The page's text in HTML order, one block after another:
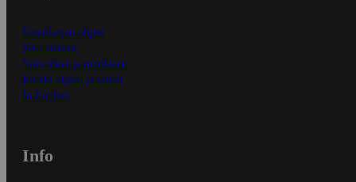
Ensitilaajan ohjeet
Näin maksat
Näin tilaat ja muokkaat
Kaikki ohjeet ja vinkit
In English
Info